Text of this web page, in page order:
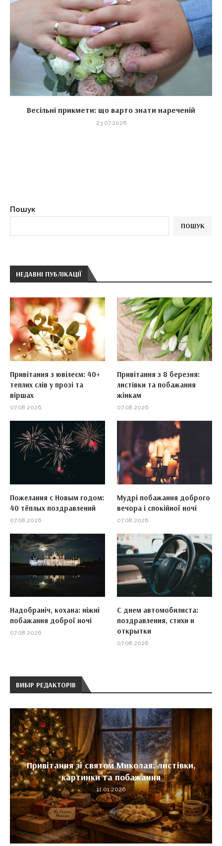
Весільні прикмети: що варто знати нареченій
23.07.2026
Пошук
ПОШУК
НЕДАВНІ ПУБЛІКАЦІЇ
Привітання з ювілеєм: 40+
теплих слів у прозі та
віршах
07.08.2026
Привітання з 8 березня:
листівки та побажання
жінкам
07.08.2026
Пожелания с Новым годом:
40 тёплых поздравлений
07.08.2026
Мудрі побажання доброго
вечора і спокійної ночі
07.08.2026
Надобраніч, кохана: ніжні
побажання доброї ночі
07.08.2026
С днем автомобилиста:
поздравления, стихи и
открытки
07.08.2026
ВИБІР РЕДАКТОРІВ
Привітання зі святом Миколая: листівки,
картинки та побажання
11.01.2026